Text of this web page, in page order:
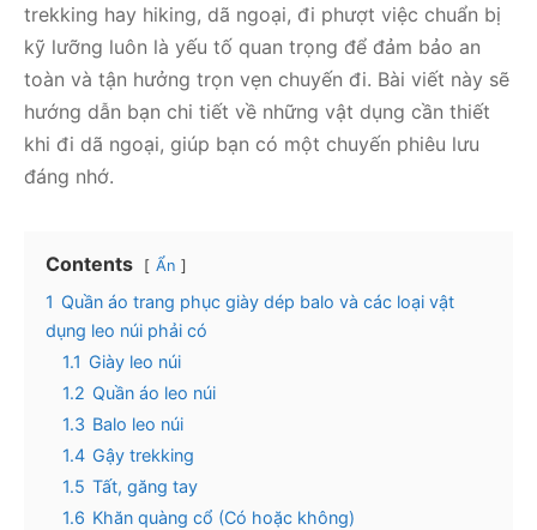
trekking hay hiking, dã ngoại, đi phượt việc chuẩn bị
kỹ lưỡng luôn là yếu tố quan trọng để đảm bảo an
toàn và tận hưởng trọn vẹn chuyến đi. Bài viết này sẽ
hướng dẫn bạn chi tiết về những vật dụng cần thiết
khi đi dã ngoại, giúp bạn có một chuyến phiêu lưu
đáng nhớ.
Contents Ẩn
1 Quần áo trang phục giày dép balo và các loại vật
dụng leo núi phải có
1.1 Giày leo núi
1.2 Quần áo leo núi
1.3 Balo leo núi
1.4 Gậy trekking
1.5 Tất, găng tay
1.6 Khăn quàng cổ (Có hoặc không)